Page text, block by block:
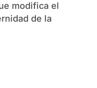
de la